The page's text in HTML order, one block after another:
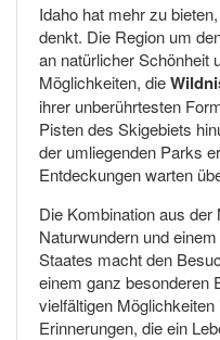
Idaho hat mehr zu
denkt. Die Region um
an natürlicher Schönheit
Möglichkeiten, die
ihrer unberührtesten
Pisten des Skigebiets
der umliegenden Parks
Entdeckungen warten
Die Kombination aus
Naturwundern und
Staates macht den
einem ganz besonderen
vielfältigen
Erinnerungen, die ein